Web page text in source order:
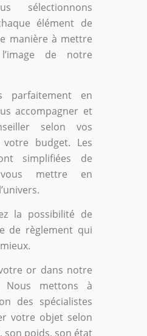
sélectionnons
élément de
manière à mettre
de notre
parfaitement en
accompagner et
selon vos
budget. Les
simplifiées de
mettre en
la possibilité de
de règlement qui
or dans notre
Nous mettons à
des spécialistes
votre objet selon
son poids, son état